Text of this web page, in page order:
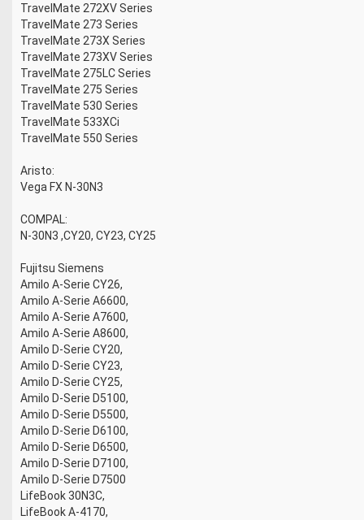
TraveIMate 272XV Series
TraveIMate 273 Series
TraveIMate 273X Series
TraveIMate 273XV Series
TraveIMate 275LC Series
TraveIMate 275 Series
TraveIMate 530 Series
TraveIMate 533XCi
TraveIMate 550 Series
Aristo:
Vega FX N-30N3
COMPAL:
N-30N3 ,CY20, CY23, CY25
Fujitsu Siemens
Amilo A-Serie CY26,
Amilo A-Serie A6600,
Amilo A-Serie A7600,
Amilo A-Serie A8600,
Amilo D-Serie CY20,
Amilo D-Serie CY23,
Amilo D-Serie CY25,
Amilo D-Serie D5100,
Amilo D-Serie D5500,
Amilo D-Serie D6100,
Amilo D-Serie D6500,
Amilo D-Serie D7100,
Amilo D-Serie D7500
LifeBook 30N3C,
LifeBook A-4170,